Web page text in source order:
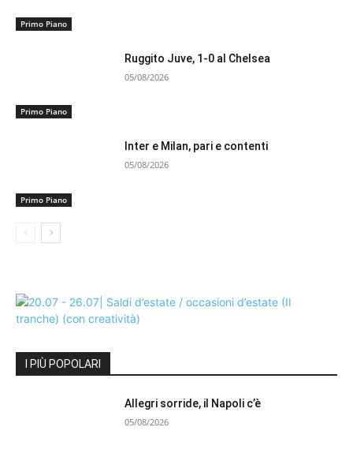
Primo Piano
Primo Piano
Ruggito Juve, 1-0 al Chelsea
05/08/2026
Primo Piano
Inter e Milan, pari e contenti
05/08/2026
I PIÙ POPOLARI
Allegri sorride, il Napoli c’è
05/08/2026